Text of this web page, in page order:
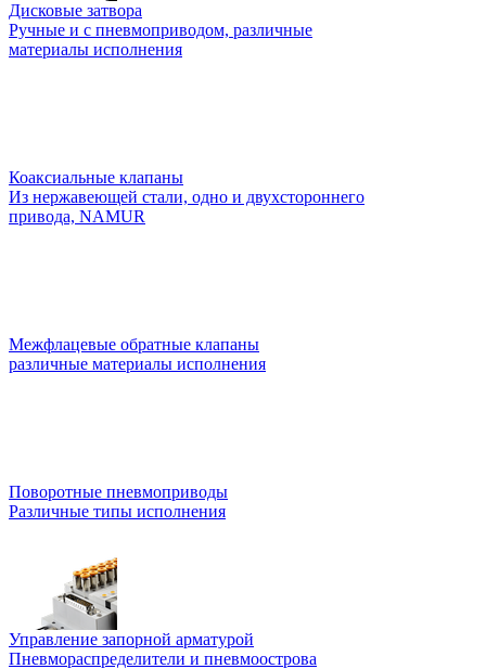
Дисковые затвора
Ручные и с пневмоприводом, различные
материалы исполнения
Коаксиальные клапаны
Из нержавеющей стали, одно и двухстороннего
привода, NAMUR
Межфлацевые обратные клапаны
различные материалы исполнения
Поворотные пневмоприводы
Различные типы исполнения
Управление запорной арматурой
Пневмораспределители и пневмоострова